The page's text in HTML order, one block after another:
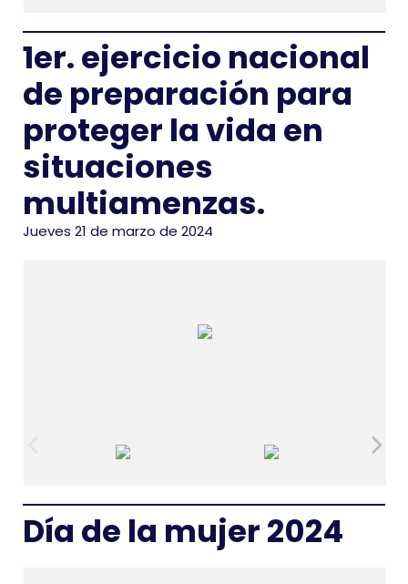
1er. ejercicio nacional
de preparación para
proteger la vida en
situaciones
multiamenzas.
Jueves 21 de marzo de 2024
Día de la mujer 2024